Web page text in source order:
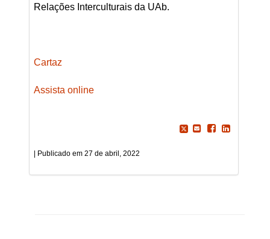
Relações Interculturais da UAb.
Cartaz
Assista online
27 de abril, 2022